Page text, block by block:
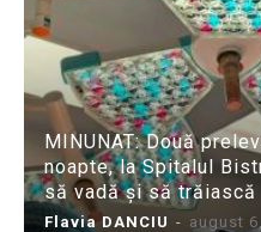
MINUNAT: Două
noapte, la Spitalul
să vadă și să trăiască
Flavia DANCIU - august